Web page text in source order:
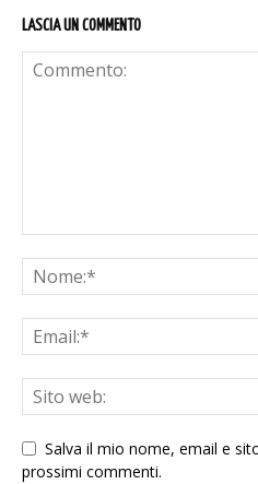
LASCIA UN COMMENTO
Salva il mio nome, email e
prossimi commenti.